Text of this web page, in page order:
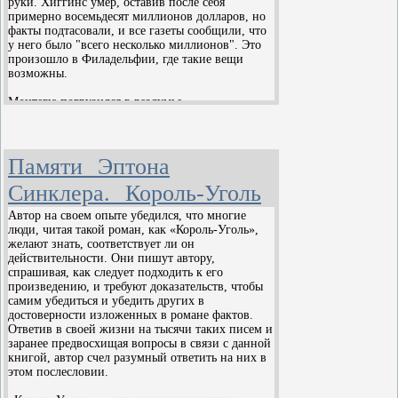
вдохновил таких художников, как
Хогарт, Ходовецкий, Гойя, Доре,
Домье, Пикассо, таких композиторов,
как Мендельсон, Штраус,
или Познании Стараго и Новаго
Света», уделив внимание
знаменитому роману, в качестве
примера приводит один курьёзный
случай, вот этот панегирик великому
Сервантесу:
«…Сей труд известный во
всех землях и
переведённый на все языки,
есть первый из всех
сочинений сего рода;
остротою, вкусом, добрыми
сотни кинокомпаний, нетрудно
сообразить, как скоро они могут
столкнуться с нехваткой сырья, из
которого фабрикуют кинокартины.
примерно восемьдесят миллионов долларов, но
факты подтасовали, и все газеты сообщили, что
у него было "всего несколько миллионов". Это
произошло в Филадельфии, где такие вещи
возможны.
Монтегю погрузился в раздумье.
самый большой пакет акций дороги.
- Ну и что? - спросил майор.
- Как? Ведь они просто грабят свою дорогу!
- Подумаешь, какое им дело до дороги? Они
сбудут ее раньше, чем рядовые акционеры
разберутся что к чему, а пока влияют на
положение на бирже. То же самое, например,
они проделывают с городскими трамваями в
Бруклине. Чем больше колеблются цены на
акции, тем для крупных предпринимателей
лучше.
- Но здесь речь идет о железной дороге, которая
Памяти Эптона
Синклера. Король-Уголь
Автор на своем опыте убедился, что многие
люди, читая такой роман, как «Король-Уголь»,
желают знать, соответствует ли он
действительности. Они пишут автору,
спрашивая, как следует подходить к его
произведению, и требуют доказательств, чтобы
самим убедиться и убедить других в
достоверности изложенных в романе фактов.
Ответив в своей жизни на тысячи таких писем и
заранее предвосхищая вопросы в связи с данной
книгой, автор счел разумный ответить на них в
этом послесловии.